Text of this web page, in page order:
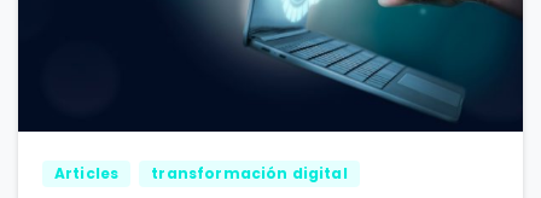
1
Articles transformación digital